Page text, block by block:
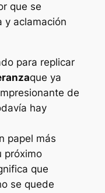
que se
y aclamación
para replicar
que ya
de
hay
papel más
próximo
que
se quede